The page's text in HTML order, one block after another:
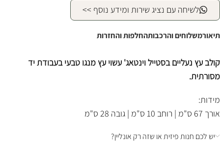
לשיחה עם נציג שירות ומידע נוסף >>
תיאורמשלוחים והרכבותהחלפות והחזרות
קולב עץ נעליים בסטייל וינטאג' עשוי עץ מנגו טבעי בעבודת יד
מסורתית.
מידות:
אורך 67 ס"מ | רוחב 10 ס"מ | גובה 28 ס"מ
יש לכם חנות פיזית או שזה רק אונליין?